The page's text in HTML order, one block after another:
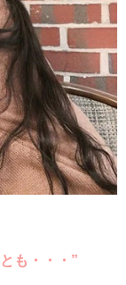
も・・・”